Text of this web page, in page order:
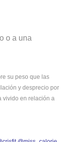
o a una
su peso que las
y desprecio por
vivido en relación a